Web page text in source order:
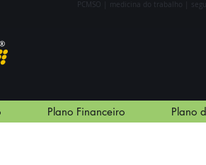
PCMS O | medicina do trabalho |
Plano Financeiro Plano